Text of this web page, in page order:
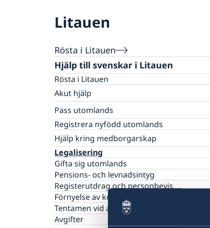
Litauen
Rösta i Litauen
Hjälp till svenskar i Litauen
Rösta i Litauen
Akut hjälp
Ekonomiskt nödställd
Om du blir sjuk eller råkar ut för en olycka
Larmcentraler
Pass utomlands
Passverksamhet
Förlust av pass
Provisoriskt pass
Samordningsnummer
Registrera nyfödd utomlands
Hjälp kring medborgarskap
Om svenskt medborgarskap
Legalisering
Gifta sig utomlands
Pensions- och levnadsintyg
Registerutdrag och personbevis
Förnyelse av körkort
Tentamen vid ambassaden
Avgifter